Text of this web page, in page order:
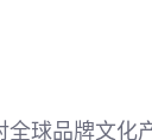
球品牌文化